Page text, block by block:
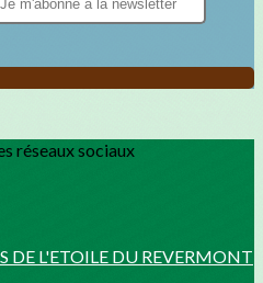
réseaux sociaux